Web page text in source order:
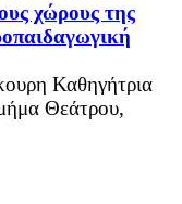
χώρους της
Καθηγήτρια
Θεάτρου,